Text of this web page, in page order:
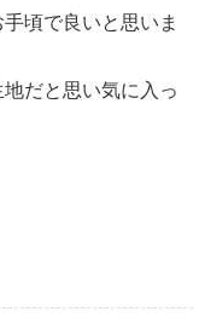
頃で良いと思いま
だと思い気に入っ